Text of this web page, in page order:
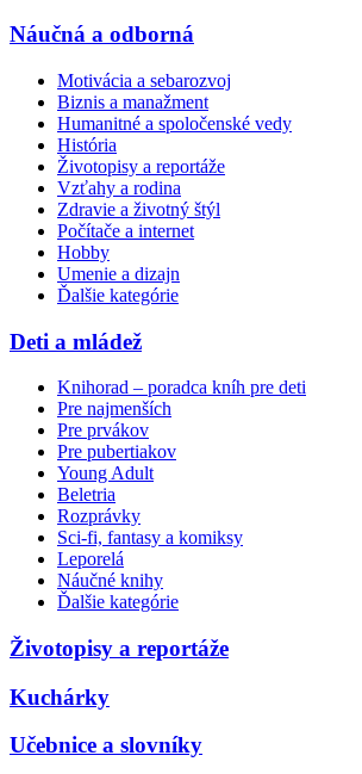
Náučná a odborná
Motivácia a sebarozvoj
Biznis a manažment
Humanitné a spoločenské vedy
História
Životopisy a reportáže
Vzťahy a rodina
Zdravie a životný štýl
Počítače a internet
Hobby
Umenie a dizajn
Ďalšie kategórie
Deti a mládež
Knihorad – poradca kníh pre deti
Pre najmenších
Pre prvákov
Pre pubertiakov
Young Adult
Beletria
Rozprávky
Sci-fi, fantasy a komiksy
Leporelá
Náučné knihy
Ďalšie kategórie
Životopisy a reportáže
Kuchárky
Učebnice a slovníky